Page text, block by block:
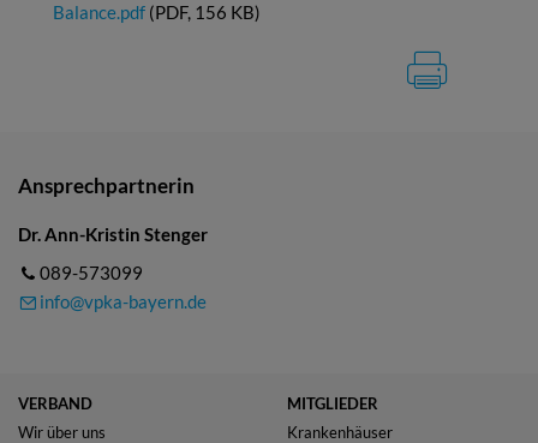
Balance.pdf (PDF, 156 KB)
Ansprechpartnerin
Dr. Ann-Kristin Stenger
089-573099
info@vpka-bayern.de
VERBAND
Wir über uns
MITGLIEDER
Krankenhäuser